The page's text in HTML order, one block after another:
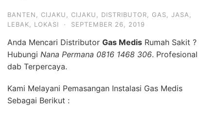
BANTEN CIJAKU CIJAKU DISTRIBUTOR GAS JASA
LEBAK
LOKASI · SEPTEMBER 26, 2019
Anda Mencari Distributor Gas Medis Rumah Sakit ?
Hubungi Nana Permana 0816 1468 306. Profesional
dab Terpercaya.
Kami Melayani Pemasangan Instalasi Gas Medis
Sebagai Berikut :